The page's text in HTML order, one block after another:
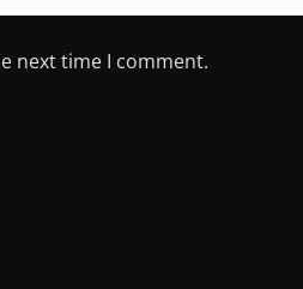
next time I comment.